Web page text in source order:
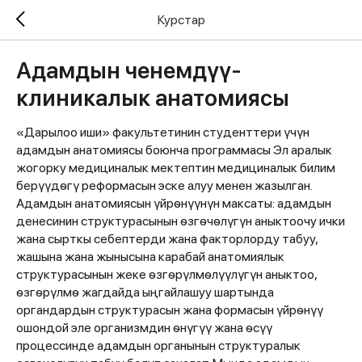
Курстар
Адамдын ченемдүү-
клиникалык анатомиясы
«Дарылоо иши» факультетинин студенттери үчүн
адамдын анатомиясы боюнча программасы Эл аралык
жогорку медициналык мектептин медициналык билим
берүүдѳгү реформасын эске алуу менен жазылган.
Адамдын анатомиясын үйрѳнүүнүн максаты: адамдын
денесинин структурасынын ѳзгѳчѳлүгүн аныктоочу ички
жана сырткы себептерди жана факторлорду табуу,
жашына жана жынысына карабай анатомиялык
структурасынын жеке ѳзгѳрүлмѳлүүлүгүн аныктоо,
ѳзгѳрүлмѳ жагдайда ыңгайлашуу шартында
органдардын структурасын жана формасын үйрѳнүү
ошондой эле организмдин ѳнүгүү жана ѳсүү
процессинде адамдын органынын структуралык